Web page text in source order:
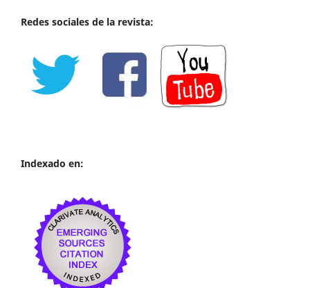
Redes sociales de la revista:
Indexado en: